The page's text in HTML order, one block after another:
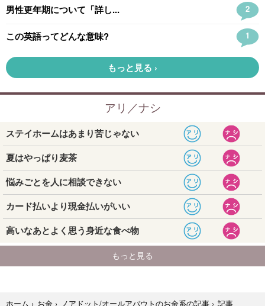
ホーム › お金 › ノアドット/オールアバウトのお金系の記事 › 記事